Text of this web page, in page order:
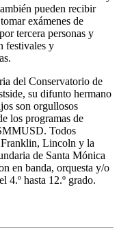
pueden recibir
exámenes de
tercera personas y
festivales y
del Conservatorio de
su difunto hermano
son orgullosos
los programas de
Todos
Franklin, Lincoln y la
de Santa Mónica
en banda, orquesta y/o
4.º hasta 12.º grado.